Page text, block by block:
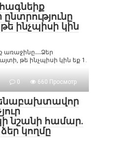
ընտրությունը
ինչպիսի կին
առաջինը․․․Ձեր
թե ինչպիսի կին եք 1.
0 660 Просмотр
նշանի համար.
կողմը